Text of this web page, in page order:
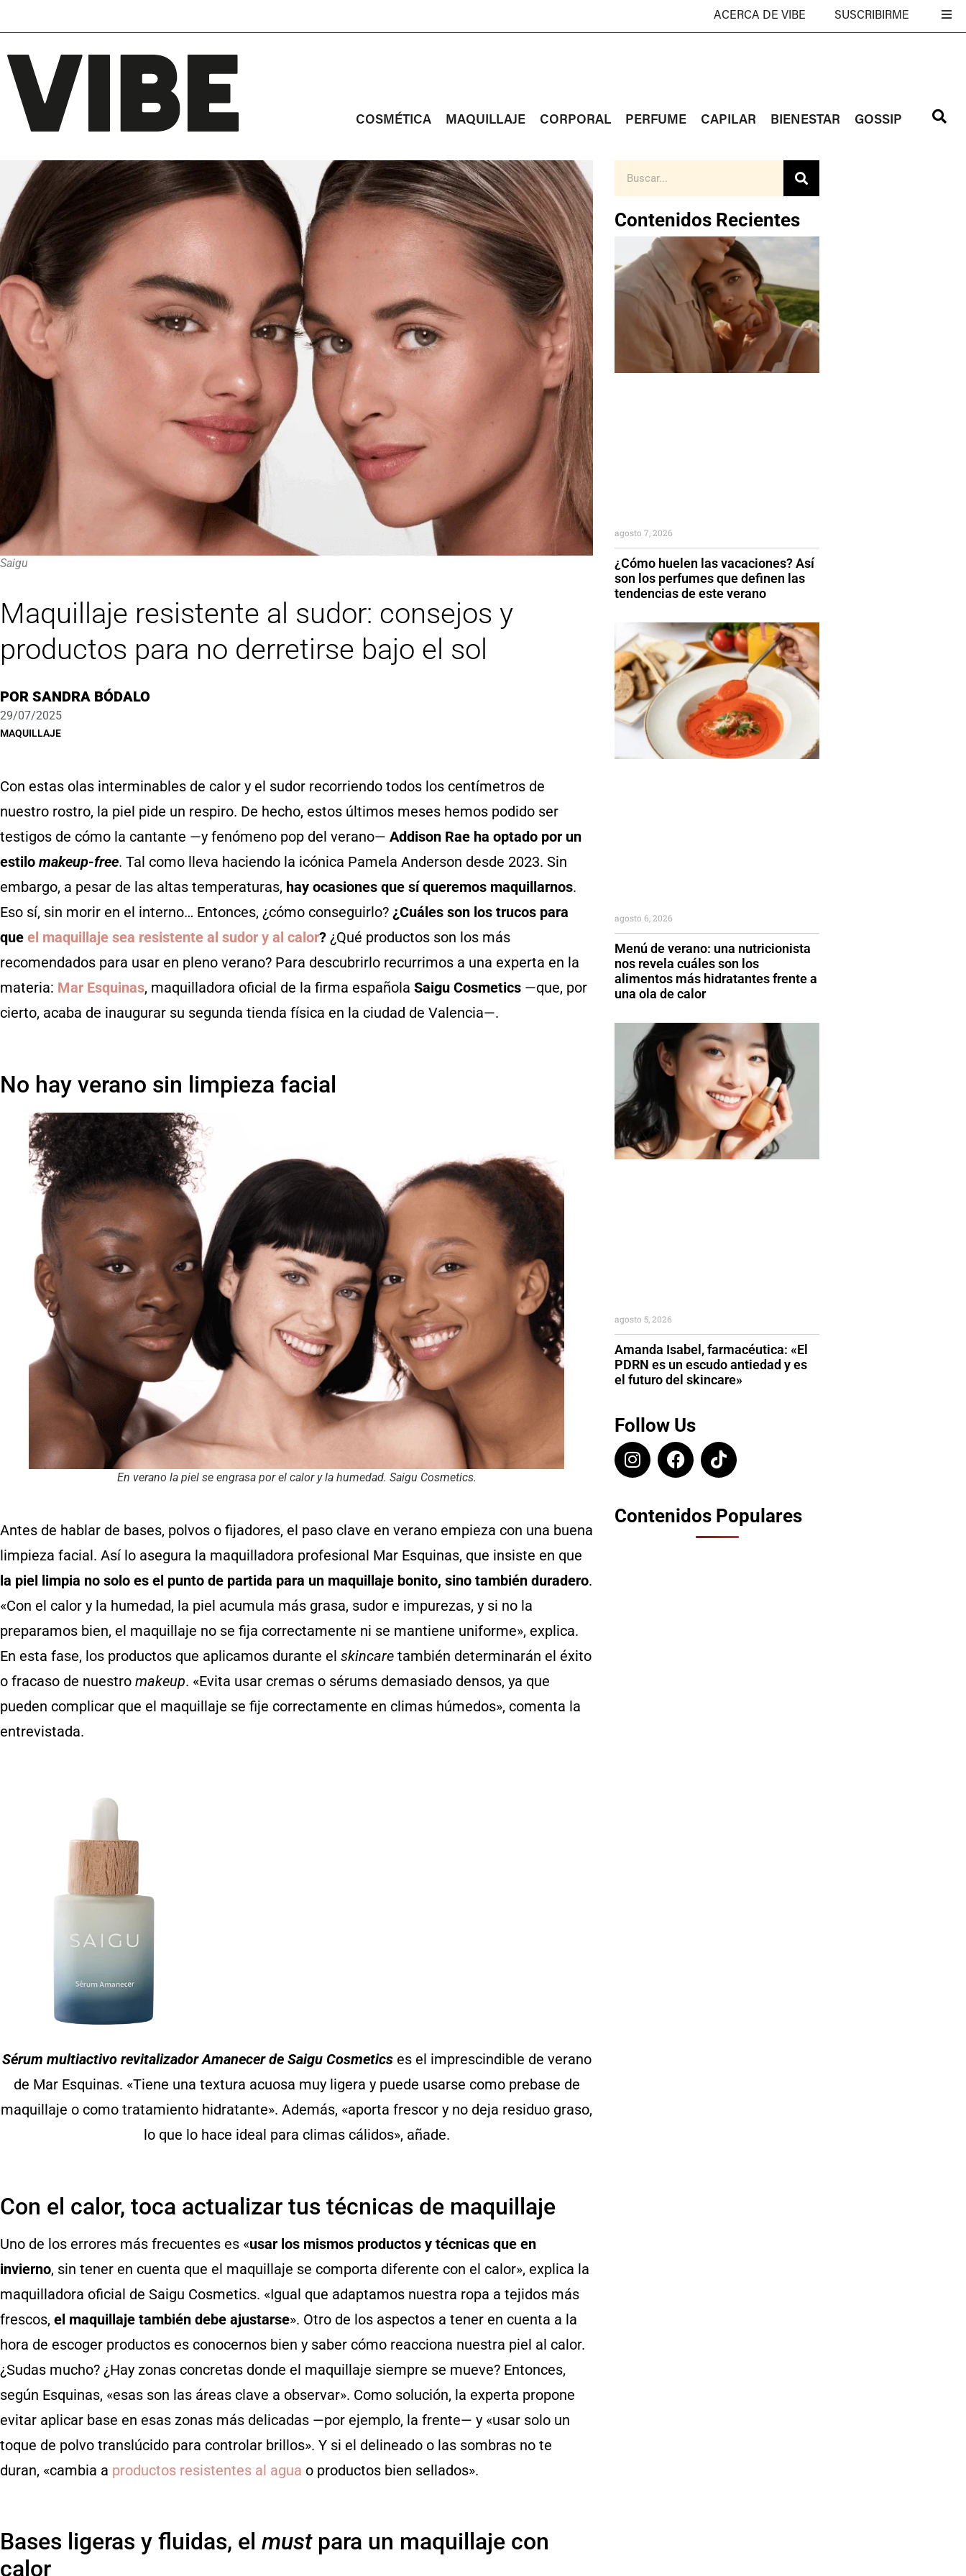
ACERCA DE VIBE SUSCRIBIRME
COSMÉTICA MAQUILLAJE CORPORAL PERFUME CAPILAR BIENESTAR GOSSIP
Saigu
Maquillaje resistente al sudor: consejos y
productos para no derretirse bajo el sol
POR SANDRA BÓDALO
29/07/2025
MAQUILLAJE
Con estas olas interminables de calor y el sudor recorriendo todos los centímetros de
nuestro rostro, la piel pide un respiro. De hecho, estos últimos meses hemos podido ser
testigos de cómo la cantante —y fenómeno pop del verano— Addison Rae ha optado por un
estilo makeup-free. Tal como lleva haciendo la icónica Pamela Anderson desde 2023. Sin
embargo, a pesar de las altas temperaturas, hay ocasiones que sí queremos maquillarnos.
Eso sí, sin morir en el interno… Entonces, ¿cómo conseguirlo? ¿Cuáles son los trucos para
que el maquillaje sea resistente al sudor y al calor? ¿Qué productos son los más
recomendados para usar en pleno verano? Para descubrirlo recurrimos a una experta en la
materia: Mar Esquinas, maquilladora oficial de la firma española Saigu Cosmetics —que, por
cierto, acaba de inaugurar su segunda tienda física en la ciudad de Valencia—.
No hay verano sin limpieza facial
En verano la piel se engrasa por el calor y la humedad. Saigu Cosmetics.
Antes de hablar de bases, polvos o fijadores, el paso clave en verano empieza con una buena
limpieza facial. Así lo asegura la maquilladora profesional Mar Esquinas, que insiste en que
la piel limpia no solo es el punto de partida para un maquillaje bonito, sino también duradero.
«Con el calor y la humedad, la piel acumula más grasa, sudor e impurezas, y si no la
preparamos bien, el maquillaje no se fija correctamente ni se mantiene uniforme», explica.
En esta fase, los productos que aplicamos durante el skincare también determinarán el éxito
o fracaso de nuestro makeup. «Evita usar cremas o sérums demasiado densos, ya que
pueden complicar que el maquillaje se fije correctamente en climas húmedos», comenta la
entrevistada.
Sérum multiactivo revitalizador Amanecer de Saigu Cosmetics es el imprescindible de verano
de Mar Esquinas. «Tiene una textura acuosa muy ligera y puede usarse como prebase de
maquillaje o como tratamiento hidratante». Además, «aporta frescor y no deja residuo graso,
lo que lo hace ideal para climas cálidos», añade.
Con el calor, toca actualizar tus técnicas de maquillaje
Uno de los errores más frecuentes es «usar los mismos productos y técnicas que en
invierno, sin tener en cuenta que el maquillaje se comporta diferente con el calor», explica la
maquilladora oficial de Saigu Cosmetics. «Igual que adaptamos nuestra ropa a tejidos más
frescos, el maquillaje también debe ajustarse». Otro de los aspectos a tener en cuenta a la
hora de escoger productos es conocernos bien y saber cómo reacciona nuestra piel al calor.
¿Sudas mucho? ¿Hay zonas concretas donde el maquillaje siempre se mueve? Entonces,
según Esquinas, «esas son las áreas clave a observar». Como solución, la experta propone
evitar aplicar base en esas zonas más delicadas —por ejemplo, la frente— y «usar solo un
toque de polvo translúcido para controlar brillos». Y si el delineado o las sombras no te
duran, «cambia a productos resistentes al agua o productos bien sellados».
Bases ligeras y fluidas, el mustpara un maquillaje con
calor
Contenidos Recientes
¿Cómo huelen las vacaciones? Así
son los perfumes que definen las
tendencias de este verano
agosto 7, 2026
Menú de verano: una nutricionista
nos revela cuáles son los
alimentos más hidratantes frente a
una ola de calor
agosto 6, 2026
Amanda Isabel, farmacéutica: «El
PDRN es un escudo antiedad y es
el futuro del skincare»
agosto 5, 2026
Follow Us
Contenidos Populares